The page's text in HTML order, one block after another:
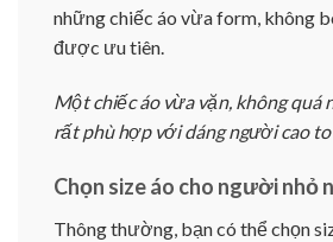
những chiếc áo vừa form, không
được ưu tiên.
Một chiếc áo vừa vặn, không quá
rất phù hợp với dáng người cao to
Chọn size áo cho người nhỏ
Thông thường, bạn có thể chọn